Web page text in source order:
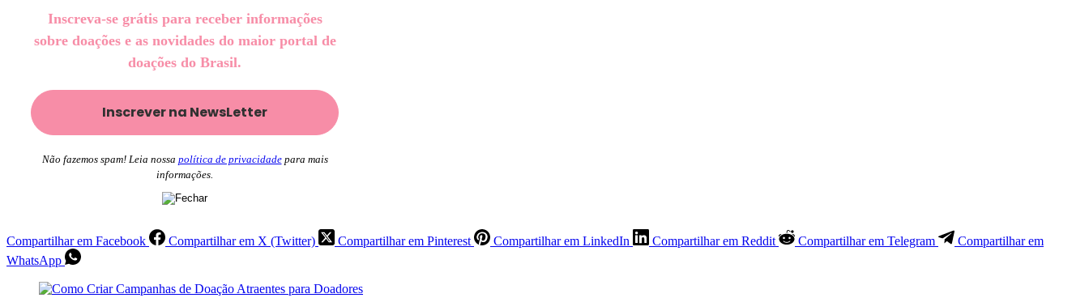
Inscreva-se grátis para receber informações
sobre doações e as novidades do maior portal de
doações do Brasil.
Não fazemos spam! Leia nossa política de privacidadepara mais
informações.
Compartilhar em Facebook Compartilhar em X (Twitter) Compartilhar em Pinterest Compartilhar em LinkedIn Compartilhar em Reddit Compartilhar em Telegram
Compartilhar em
WhatsApp